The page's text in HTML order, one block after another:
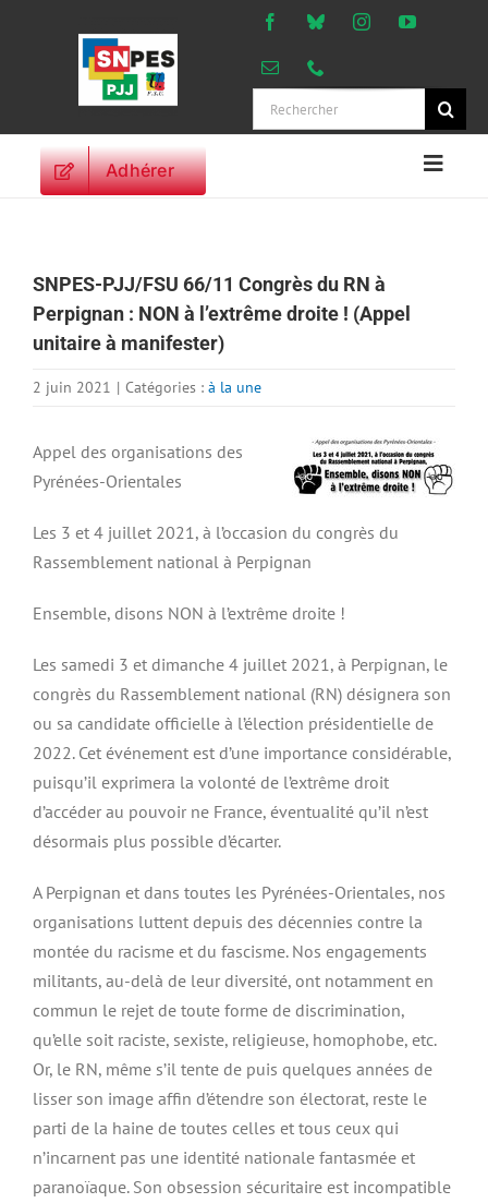
Rechercher:
Adhérer
ORIENTATIONS
PROFESSIONNELLES
PUBLICATIONS
SNPES-PJJ/FSU 66/11 Congrès du RN à
Perpignan : NON à l’extrême droite ! (Appel
unitaire à manifester)
2 juin 2021 | Catégories : à la une
Appel des organisations des
Pyrénées-Orientales
Les 3 et 4 juillet 2021, à l’occasion du congrès du
Rassemblement national à Perpignan
Ensemble, disons NON à l’extrême droite !
Les samedi 3 et dimanche 4 juillet 2021, à Perpignan, le
congrès du Rassemblement national (RN) désignera son
ou sa candidate officielle à l’élection présidentielle de
2022. Cet événement est d’une importance considérable,
puisqu’il exprimera la volonté de l’extrême droit
d’accéder au pouvoir ne France, éventualité qu’il n’est
désormais plus possible d’écarter.
A Perpignan et dans toutes les Pyrénées-Orientales, nos
organisations luttent depuis des décennies contre la
montée du racisme et du fascisme. Nos engagements
militants, au-delà de leur diversité, ont notamment en
commun le rejet de toute forme de discrimination,
qu’elle soit raciste, sexiste, religieuse, homophobe, etc.
Or, le RN, même s’il tente de puis quelques années de
lisser son image affin d’étendre son électorat, reste le
parti de la haine de toutes celles et tous ceux qui
n’incarnent pas une identité nationale fantasmée et
paranoïaque. Son obsession sécuritaire est incompatible